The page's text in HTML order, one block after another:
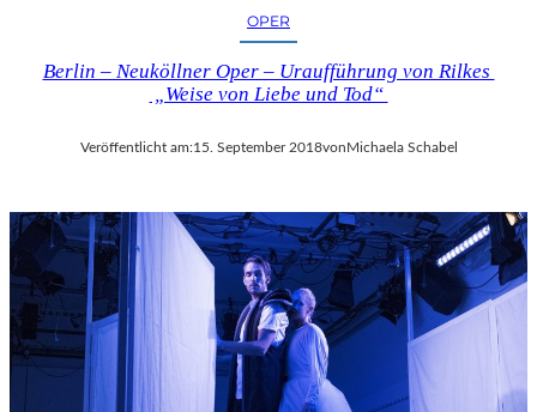
OPER
Berlin – Neuköllner Oper – Uraufführung von Rilkes
„Weise von Liebe und Tod“
Veröffentlicht am:15. September 2018vonMichaela Schabel